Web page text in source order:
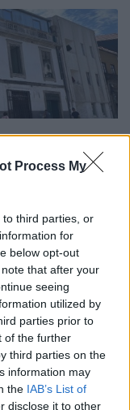
Process My
third parties, or
for
below opt-out
that after your
seeing
utilized by
parties prior to
of the further
third parties on the
information may
the IAB’s List of
disclose it to other
NA RUA DO